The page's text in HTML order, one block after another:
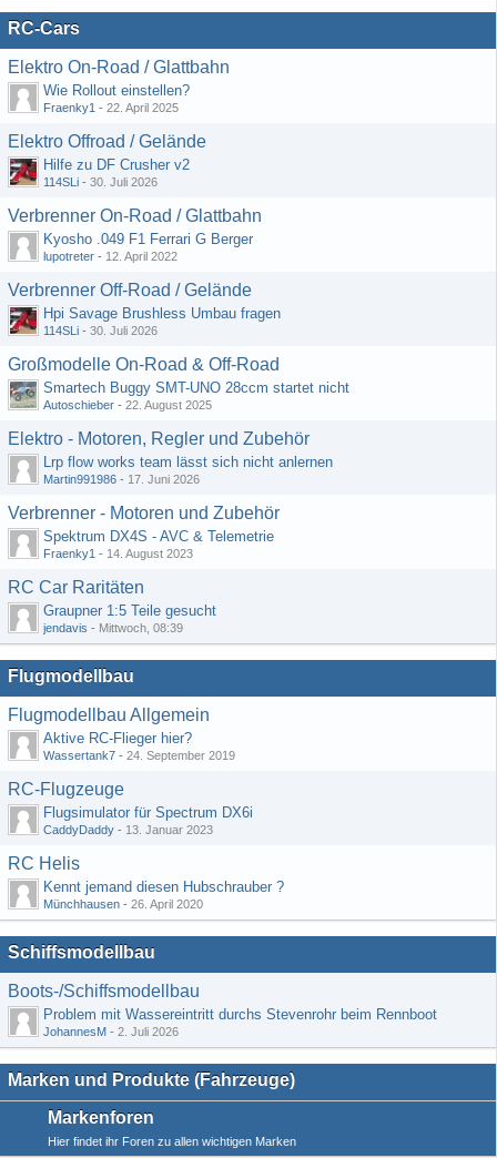
RC-Cars
Elektro On-Road / Glattbahn
Wie Rollout einstellen?
Fraenky1 - 22. April 2025
Elektro Offroad / Gelände
Hilfe zu DF Crusher v2
114SLi - 30. Juli 2026
Verbrenner On-Road / Glattbahn
Kyosho .049 F1 Ferrari G Berger
lupotreter - 12. April 2022
Verbrenner Off-Road / Gelände
Hpi Savage Brushless Umbau fragen
114SLi - 30. Juli 2026
Großmodelle On-Road & Off-Road
Smartech Buggy SMT-UNO 28ccm startet nicht
Autoschieber - 22. August 2025
Elektro - Motoren, Regler und Zubehör
Lrp flow works team lässt sich nicht anlernen
Martin991986 - 17. Juni 2026
Verbrenner - Motoren und Zubehör
Spektrum DX4S - AVC & Telemetrie
Fraenky1 - 14. August 2023
RC Car Raritäten
Graupner 1:5 Teile gesucht
jendavis - Mittwoch, 08:39
Flugmodellbau
Flugmodellbau Allgemein
Aktive RC-Flieger hier?
Wassertank7 - 24. September 2019
RC-Flugzeuge
Flugsimulator für Spectrum DX6i
CaddyDaddy - 13. Januar 2023
RC Helis
Kennt jemand diesen Hubschrauber ?
Münchhausen - 26. April 2020
Schiffsmodellbau
Boots-/Schiffsmodellbau
Problem mit Wassereintritt durchs Stevenrohr beim Rennboot
JohannesM - 2. Juli 2026
Marken und Produkte (Fahrzeuge)
Markenforen
Hier findet ihr Foren zu allen wichtigen Marken